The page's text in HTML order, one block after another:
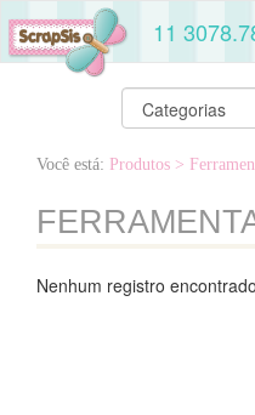
11
Você está: Produtos >
Nenhum registro